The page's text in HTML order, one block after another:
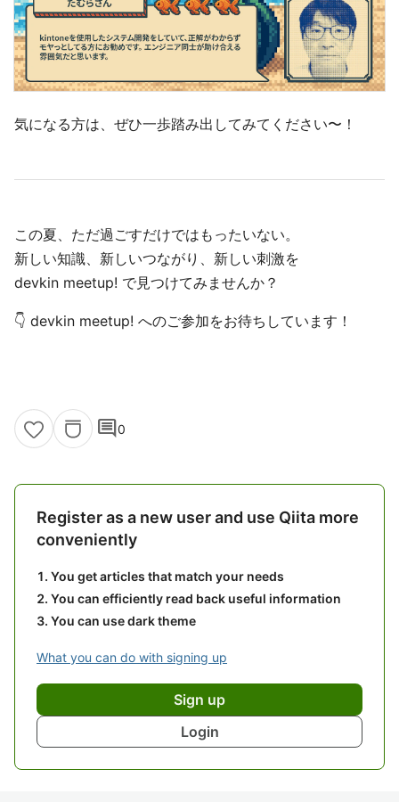
気になる方は、ぜひ一歩踏み出してみてください〜！
この夏、ただ過ごすだけではもったいない。
新しい知識、新しいつながり、新しい刺激を
devkin meetup! で見つけてみませんか？
👇️ devkin meetup! へのご参加をお待ちしています！
comment0
Register as a new user and use Qiita more
conveniently
You get articles that match your needs
You can efficiently read back useful information
You can use dark theme
What you can do with signing up
Sign up
Login